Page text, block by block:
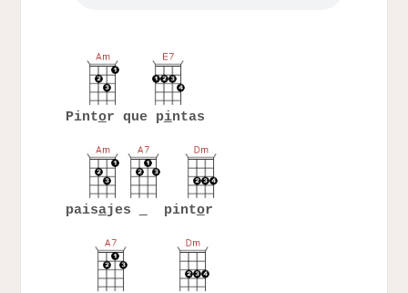
Pintor que pintas
paisajes pintor